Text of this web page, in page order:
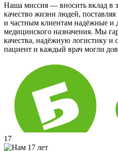
Наша миссия — вносить вклад в
качество жизни людей,
и частным клиентам надёжные и
медицинского назначения. Мы
качества, надёжную логистику и
пациент и каждый врач могли
17